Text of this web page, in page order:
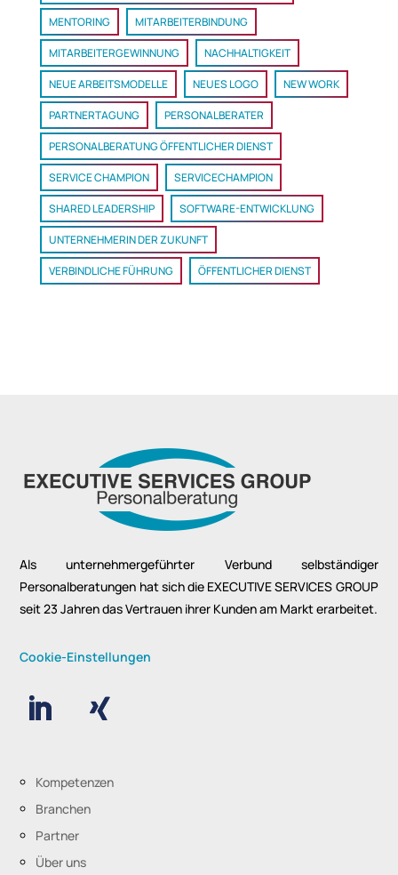
MENTORING MITARBEITERBINDUNG
MITARBEITERGEWINNUNG NACHHALTIGKEIT
NEUE ARBEITSMODELLE NEUES LOGO NEW WORK
PARTNERTAGUNG PERSONALBERATER
PERSONALBERATUNG ÖFFENTLICHER DIENST
SERVICE CHAMPION SERVICECHAMPION
SHARED LEADERSHIP SOFTWARE-ENTWICKLUNG
UNTERNEHMERIN DER ZUKUNFT
VERBINDLICHE FÜHRUNG ÖFFENTLICHER DIENST
Als unternehmergeführter Verbund selbständiger
Personalberatungen hat sich die EXECUTIVE SERVICES GROUP
seit 23 Jahren das Vertrauen ihrer Kunden am Markt erarbeitet.
Cookie-Einstellungen
Kompetenzen
Branchen
Partner
Über uns